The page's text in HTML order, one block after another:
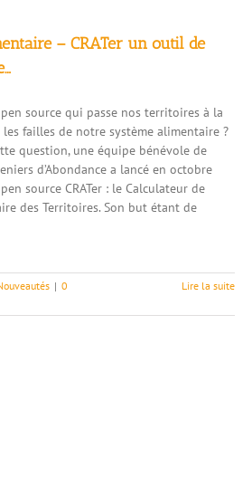
– CRATer un outil de
source qui passe nos territoires à la
failles de notre système alimentaire ?
question, une équipe bénévole de
d’Abondance a lancé en octobre
source CRATer : le Calculateur de
des Territoires. Son but étant de
| 0
Lire la suite